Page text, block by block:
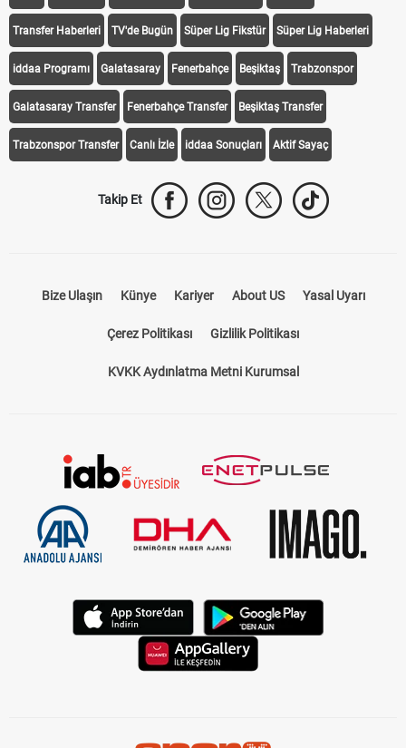
Transfer Haberleri TV'de Bugün Süper Lig Fikstür Süper Lig Haberleri
iddaa Programı Galatasaray Fenerbahçe Beşiktaş Trabzonspor
Galatasaray Transfer Fenerbahçe Transfer Beşiktaş Transfer
Trabzonspor Transfer Canlı İzle iddaa Sonuçları Aktif Sayaç
Takip Et
Bize Ulaşın Künye Kariyer About US Yasal Uyarı
Çerez Politikası Gizlilik Politikası
KVKK Aydınlatma Metni Kurumsal